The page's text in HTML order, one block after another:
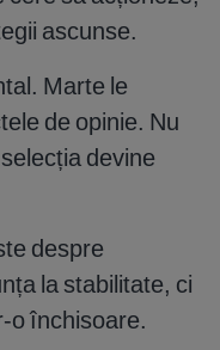
ascunse.
Marte le
de opinie. Nu
devine
despre
la stabilitate, ci
o închisoare.